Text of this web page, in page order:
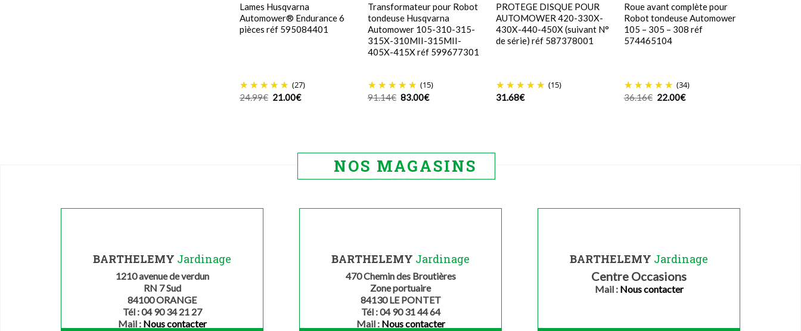
Lames Husqvarna
Automower® Endurance 6
pièces réf 595084401
(27)
24.99€ Le
21.00€Le
Transformateur pour Robot
tondeuse Husqvarna
Automower 105-310-315-
315X-310MII-315MII-
405X-415X réf 599677301
(15)
91.14€ Le
83.00€Le
PROTEGE DISQUE POUR
AUTOMOWER 420-330X-
430X-440-450X (suivant N°
de série) réf 587378001
(15)
31.68€
Roue avant complète pour
Robot tondeuse Automower
105 – 305 – 308 réf
574465104
(34)
36.16€ Le
22.00€Le
NOS MAGASINS
BARTHELEMY Jardinage
1210 avenue de verdun
RN 7 Sud
84100 ORANGE
Tél : 04 90 34 21 27
Mail : Nous contacter
BARTHELEMY Jardinage
470 Chemin des Broutières
Zone portuaire
84130 LE PONTET
Tél : 04 90 31 44 64
Mail : Nous contacter
BARTHELEMY Jardinage
Centre Occasions
Mail : Nous contacter